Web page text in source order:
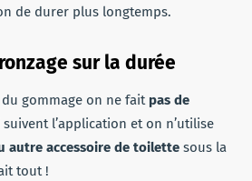
de durer plus longtemps.
sur la durée
gommage on ne fait pas de
l’application et on n’utilise
autre accessoire de toilette sous la
tout !